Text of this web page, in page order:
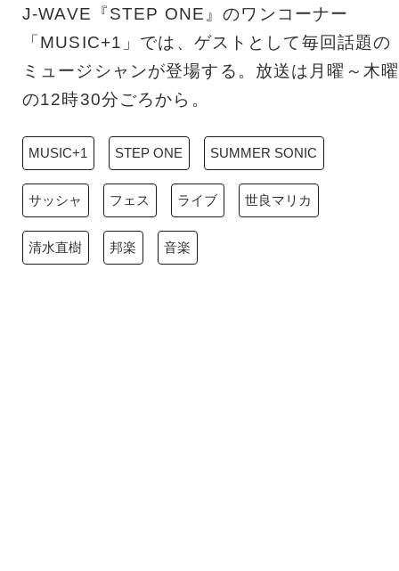
J-WAVE『STEP ONE』のワンコーナー
「MUSIC+1」では、ゲストとして毎回話題の
ミュージシャンが登場する。放送は月曜～木曜
の12時30分ごろから。
MUSIC+1 STEP ONE SUMMER SONIC
サッシャ フェス ライブ 世良マリカ
清水直樹 邦楽 音楽